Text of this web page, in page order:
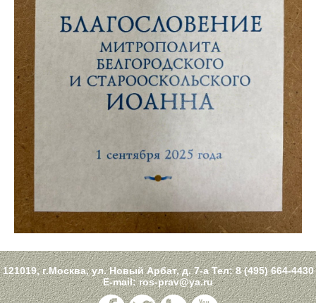
121019, г.Москва, ул. Новый Арбат, д. 7-а Тел:8 (495) 664-4430
E-mail:ros-prav@ya.ru